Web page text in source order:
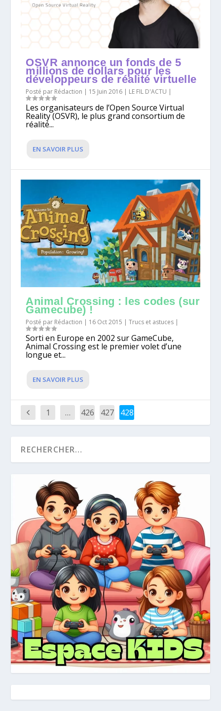
OSVR annonce un fonds de 5
millions de dollars pour les
Posté par Rédaction | 15 Juin 2016 | LE FIL D'ACTU |
Les organisateurs de l’Open Source Virtual
Reality (OSVR), le plus grand consortium de
réalité...
EN SAVOIR PLUS
Animal Crossing : les codes (sur
Gamecube) !
Posté par Rédaction | 16 Oct 2015 |Trucs et astuces |
Sorti en Europe en 2002 sur GameCube,
Animal Crossing est le premier volet d’une
longue et...
EN SAVOIR PLUS
1 … 426 427 428